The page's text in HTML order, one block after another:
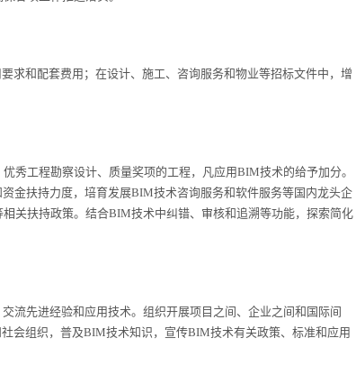
和配套费用；在设计、施工、咨询服务和物业等招标文件中，增
工程勘察设计、质量奖项的工程，凡应用BIM技术的给予加分。
金扶持力度，培育发展BIM技术咨询服务和软件服务等国内龙头企
关扶持政策。结合BIM技术中纠错、审核和追溯等功能，探索简化
先进经验和应用技术。组织开展项目之间、企业之间和国际间
会组织，普及BIM技术知识，宣传BIM技术有关政策、标准和应用